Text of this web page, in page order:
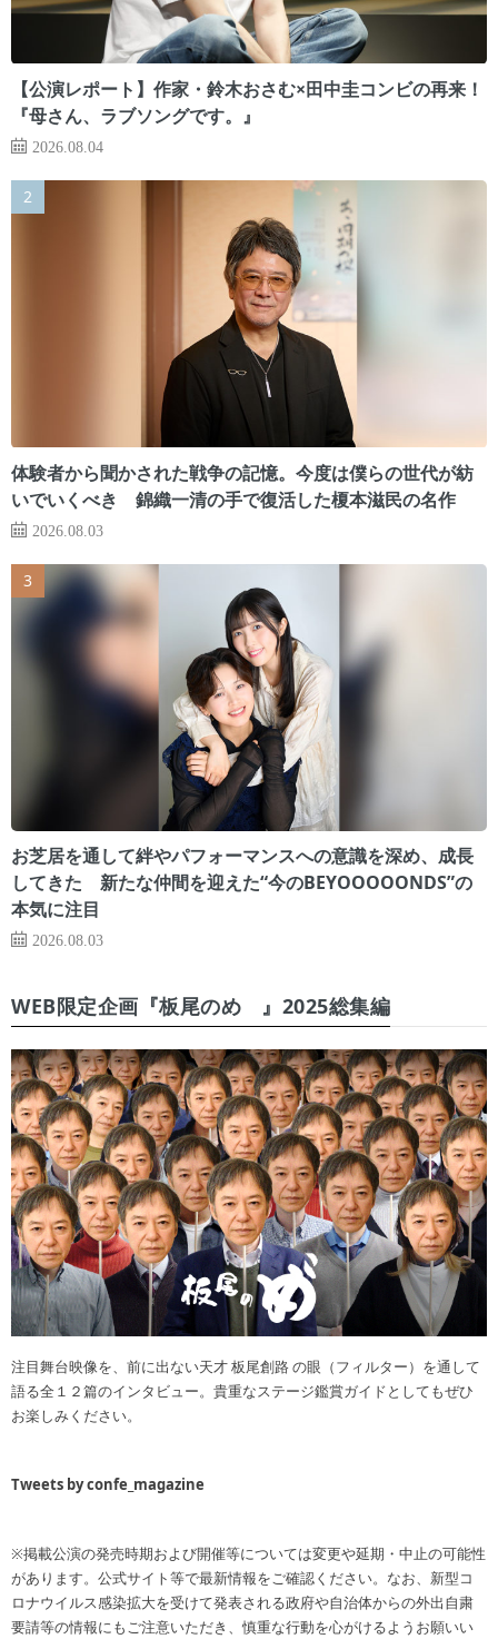
【公演レポート】作家・鈴木おさむ×田中圭コンビの再来！
『母さん、ラブソングです。』
2026.08.04
体験者から聞かされた戦争の記憶。今度は僕らの世代が紡
いでいくべき 錦織一清の手で復活した榎本滋民の名作
2026.08.03
お芝居を通して絆やパフォーマンスへの意識を深め、成長
してきた 新たな仲間を迎えた“今のBEYOOOOONDS”の
本気に注目
2026.08.03
WEB限定企画『板尾のめ゙』2025総集編
注目舞台映像を、前に出ない天才 板尾創路 の眼（フィルター）を通して
語る全１２篇のインタビュー。貴重なステージ鑑賞ガイドとしてもぜひ
お楽しみください。
Tweets by confe_magazine
※掲載公演の発売時期および開催等については変更や延期・中止の可能性
があります。公式サイト等で最新情報をご確認ください。なお、新型コ
ロナウイルス感染拡大を受けて発表される政府や自治体からの外出自粛
要請等の情報にもご注意いただき、慎重な行動を心がけるようお願いい